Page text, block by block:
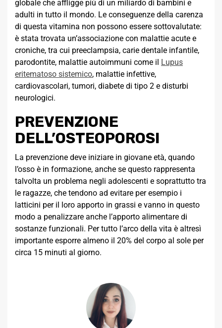
globale che affligge più di un miliardo di bambini e
adulti in tutto il mondo. Le conseguenze della carenza
di questa vitamina non possono essere sottovalutate:
è stata trovata un’associazione con malattie acute e
croniche, tra cui preeclampsia, carie dentale infantile,
parodontite, malattie autoimmuni come il Lupus
eritematoso sistemico, malattie infettive,
cardiovascolari, tumori, diabete di tipo 2 e disturbi
neurologici.
PREVENZIONE
DELL’OSTEOPOROSI
La prevenzione deve iniziare in giovane età, quando
l’osso è in formazione, anche se questo rappresenta
talvolta un problema negli adolescenti e soprattutto tra
le ragazze, che tendono ad evitare per esempio i
latticini per il loro apporto in grassi e vanno in questo
modo a penalizzare anche l’apporto alimentare di
sostanze funzionali. Per tutto l’arco della vita è altresì
importante esporre almeno il 20% del corpo al sole per
circa 15 minuti al giorno.